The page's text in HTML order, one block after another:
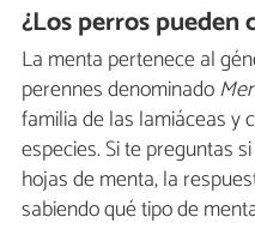
¿Los perros
La menta pertenece al
perennes denominado
familia de las lamiáceas y
especies. Si te preguntas
hojas de menta, la
sabiendo qué tipo de